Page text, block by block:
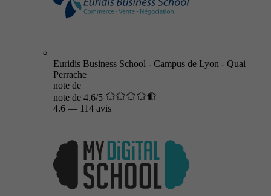
Euridis Business School - Campus de Lyon - Quai
Perrache
note de
note de 4.6/5
4.6 — 114 avis